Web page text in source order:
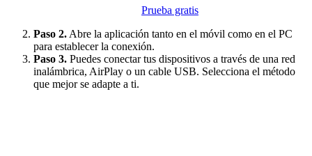
Prueba gratis
Paso 2. Abre la aplicación tanto en el móvil como en el PC
para establecer la conexión.
Paso 3. Puedes conectar tus dispositivos a través de una red
inalámbrica, AirPlay o un cable USB. Selecciona el método
que mejor se adapte a ti.